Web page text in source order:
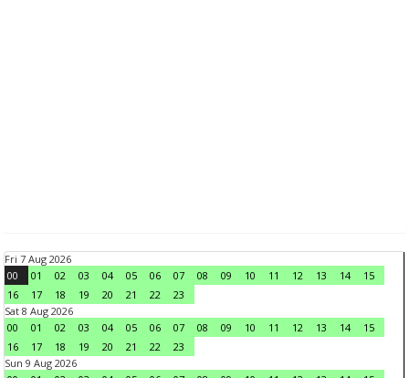
Fri 7 Aug 2026
00
01 02 03 04 05 06 07 08 09 10 11 12 13 14
15
16
17 18 19 20 21 22
23
Sat 8 Aug 2026
00
01 02 03 04 05 06 07 08 09 10 11 12 13 14
15
16
17 18 19 20 21 22
23
Sun 9 Aug 2026